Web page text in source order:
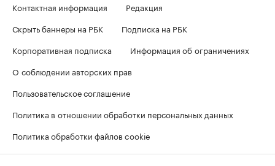
Контактная информация
Редакция
Скрыть баннеры на РБК
Подписка на РБК
Корпоративная подписка
Информация об ограничениях
О соблюдении авторских прав
Пользовательское соглашение
Политика в отношении обработки персональных данных
Политика обработки файлов cookie